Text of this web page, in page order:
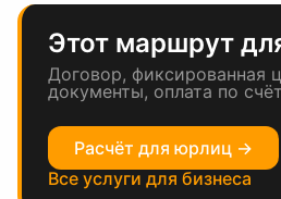
Этот маршрут
Договор, фиксированная
документы, оплата по
Расчёт для юрлиц →
Все услуги для бизнеса